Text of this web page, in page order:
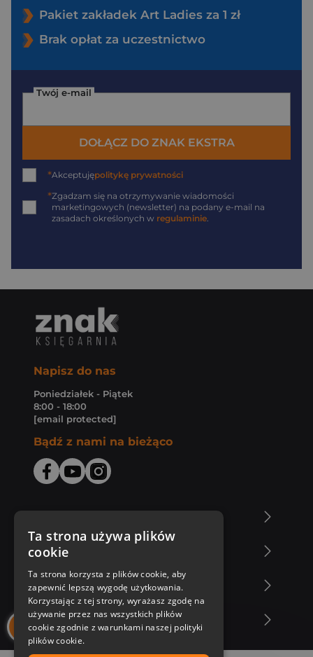
Pakiet zakładek Art Ladies za 1 zł
Brak opłat za uczestnictwo
Twój e-mail
DOŁĄCZ DO ZNAK EKSTRA
*Akceptujępolitykę prywatności
*Zgadzam się na otrzymywanie wiadomości
marketingowych (newsletter) na podany e-mail na
zasadach określonych w regulaminie.
Napisz do nas
Poniedziałek - Piątek
8:00 - 18:00
[email protected]
Bądź z nami na bieżąco
Zakupy u nas
Nasza oferta
Nasi autorzy
Ta strona używa plików
cookie
Ta strona korzysta z plików cookie, aby
zapewnić lepszą wygodę użytkowania.
Korzystając z tej strony, wyrażasz zgodę na
używanie przez nas wszystkich plików
cookie zgodnie z warunkami naszej polityki
plików cookie.